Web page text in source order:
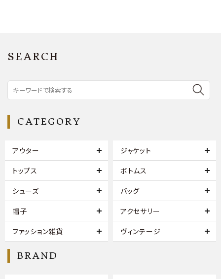
SEARCH
CATEGORY
アウター ジャケット
トップス ボトムス
シューズ バッグ
帽子 アクセサリー
ファッション雑貨 ヴィンテージ
BRAND